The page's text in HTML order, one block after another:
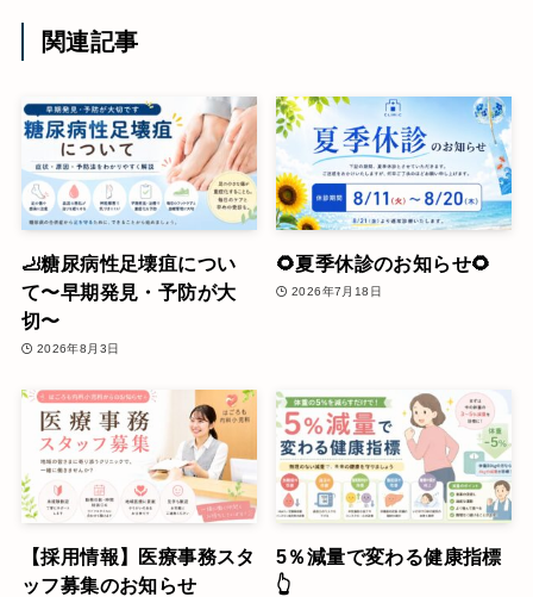
関連記事
🦶糖尿病性足壊疽につい
て〜早期発見・予防が大
切〜
2026年8月3日
🌻夏季休診のお知らせ🌻
2026年7月18日
【採用情報】医療事務スタ
ッフ募集のお知らせ
5％減量で変わる健康指標
👆